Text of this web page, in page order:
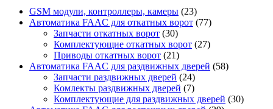
GSM модули, контроллеры, камеры (23)
Автоматика FAAC для откатных ворот (77)
Запчасти откатных ворот (30)
Комплектующие откатных ворот (27)
Приводы откатных ворот (21)
Автоматика FAAC для раздвижных дверей (58)
Запчасти раздвижных дверей (24)
Комлекты раздвижных дверей (7)
Комплектующие для раздвижных дверей (30)